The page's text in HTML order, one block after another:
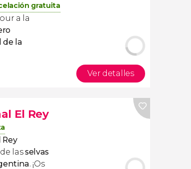
gratuita
a la
de la
Ver detalles
El Rey
lasselvas
. ¡Os